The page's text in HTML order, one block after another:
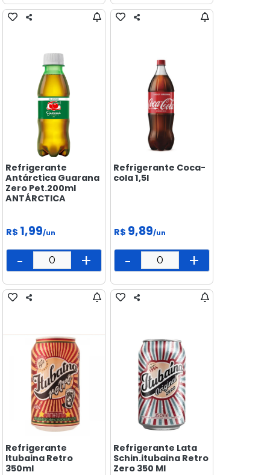
Refrigerante
Antárctica Guarana
Zero Pet.200ml
ANTÁRCTICA
R$ 1,99/un
- +
Refrigerante Coca-
cola 1,5l
R$ 9,89/un
- +
Refrigerante
Itubaina Retro
350ml
Refrigerante Lata
Schin.itubaina Retro
Zero 350 Ml